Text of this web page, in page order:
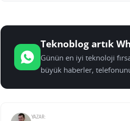
Teknoblog artık
Günün en iyi teknoloji
büyük haberler,
YAZAR: